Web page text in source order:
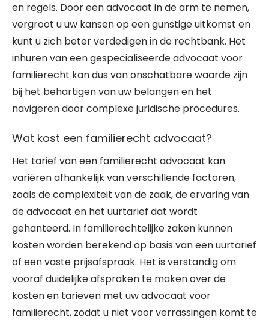
en regels. Door een advocaat in de arm te nemen,
vergroot u uw kansen op een gunstige uitkomst en
kunt u zich beter verdedigen in de rechtbank. Het
inhuren van een gespecialiseerde advocaat voor
familierecht kan dus van onschatbare waarde zijn
bij het behartigen van uw belangen en het
navigeren door complexe juridische procedures.
Wat kost een familierecht advocaat?
Het tarief van een familierecht advocaat kan
variëren afhankelijk van verschillende factoren,
zoals de complexiteit van de zaak, de ervaring van
de advocaat en het uurtarief dat wordt
gehanteerd. In familierechtelijke zaken kunnen
kosten worden berekend op basis van een uurtarief
of een vaste prijsafspraak. Het is verstandig om
vooraf duidelijke afspraken te maken over de
kosten en tarieven met uw advocaat voor
familierecht, zodat u niet voor verrassingen komt te